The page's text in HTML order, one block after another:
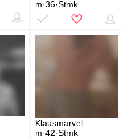
m·36·Stmk
Klausmarvel
m·42·Stmk